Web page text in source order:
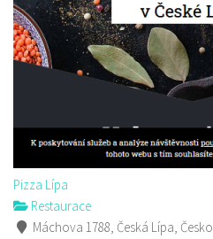
Pizza Lípa
Restaurace
Máchova 1788, Česká Lípa, Česko